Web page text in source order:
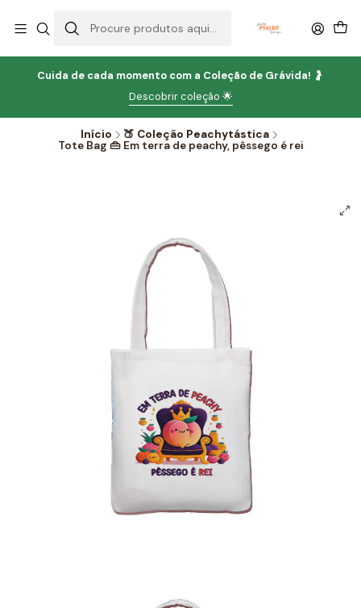
Cuida de cada momento com a Coleção de Grávida! 🤰
Descobrir coleção 🌟
Início
🍑 Coleção Peachytástica
Tote Bag 👜 Em terra de peachy, pêssego é rei